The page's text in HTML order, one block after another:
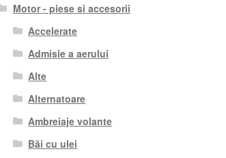
Motor - piese si accesorii
Accelerate
Admisie a aerului
Alte
Alternatoare
Ambreiaje volante
Băi cu ulei